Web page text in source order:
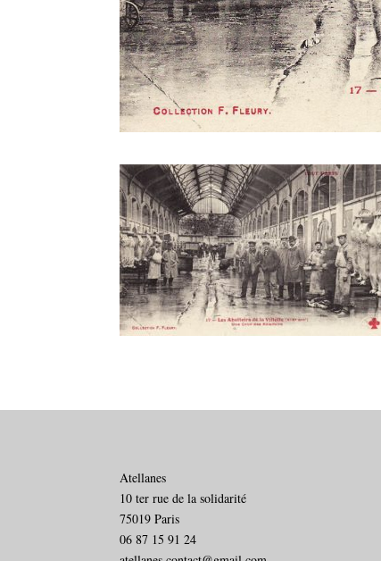
Atellanes
10 ter rue de la solidarité
75019 Paris
06 87 15 91 24